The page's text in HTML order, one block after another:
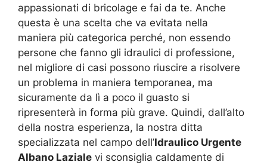
appassionati di bricolage e fai da te. Anche
questa è una scelta che va evitata nella
maniera più categorica perché, non essendo
persone che fanno gli idraulici di professione,
nel migliore di casi possono riuscire a risolvere
un problema in maniera temporanea, ma
sicuramente da lì a poco il guasto si
ripresenterà in forma più grave. Quindi, dall’alto
della nostra esperienza, la nostra ditta
specializzata nel campo dell’Idraulico Urgente
Albano Laziale vi sconsiglia caldamente di